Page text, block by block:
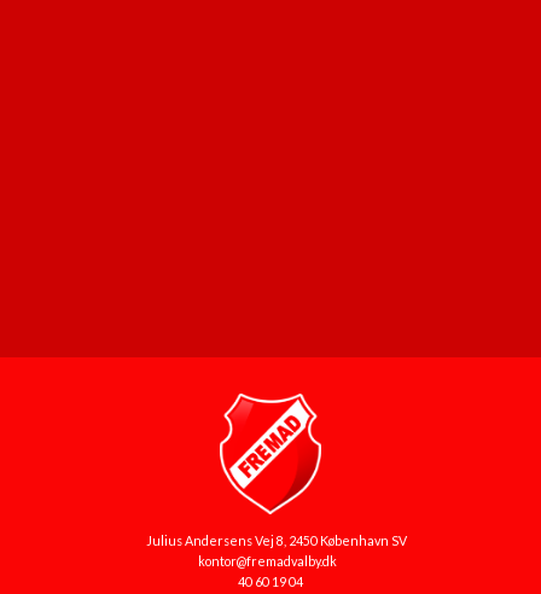
Julius Andersens Vej 8, 2450 København SV
kontor@fremadvalby.dk
40 60 19 04